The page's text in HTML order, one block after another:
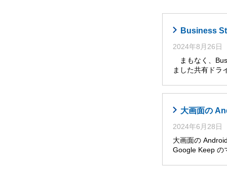
Business
2024年8月26日
まもなく、
ました共有ドラ
大画面の
2024年6月28日
大画面の
Google Keep の